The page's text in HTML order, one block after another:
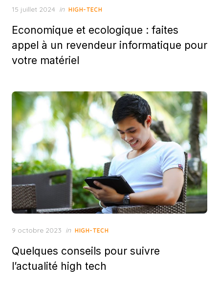
Posted
15 juillet 2024 in HIGH-TECH
Economique et ecologique : faites
appel à un revendeur informatique pour
votre matériel
Posted
9 octobre 2023 in HIGH-TECH
Quelques conseils pour suivre
l’actualité high tech